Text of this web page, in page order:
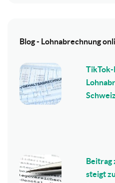
Blog - Lohnabrechnung
Schweiz
Beitrag
steigt